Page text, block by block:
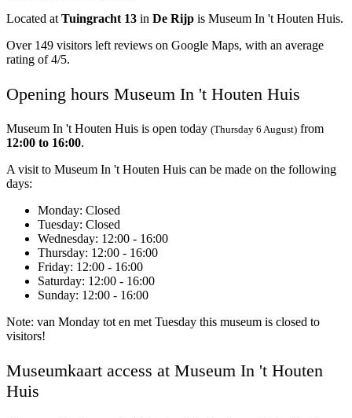
Located at Tuingracht 13 in De Rijp is Museum In 't Houten Huis.
Over 149 visitors left reviews on Google Maps, with an average
rating of 4/5.
Opening hours Museum In 't Houten Huis
Museum In 't Houten Huis is open today (Thursday 6 August) from
12:00 to 16:00.
A visit to Museum In 't Houten Huis can be made on the following
days:
Monday: Closed
Tuesday: Closed
Wednesday: 12:00 - 16:00
Thursday: 12:00 - 16:00
Friday: 12:00 - 16:00
Saturday: 12:00 - 16:00
Sunday: 12:00 - 16:00
Note: van Monday tot en met Tuesday this museum is closed to
visitors!
Museumkaart access at Museum In 't Houten
Huis